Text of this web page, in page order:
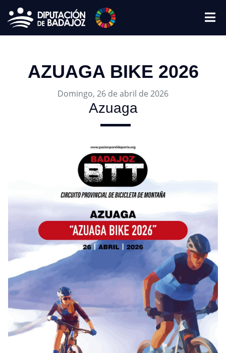
AZUAGA BIKE 2026
Domingo, 26 de abril de 2026
Azuaga